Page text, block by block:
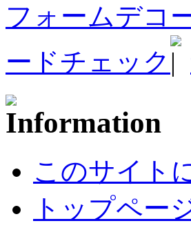
フォームデコ
ードチェック
このサイト
トップペー